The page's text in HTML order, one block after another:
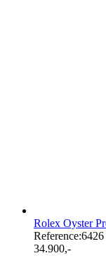
Rolex Oyster
Reference:6426
34.900,-